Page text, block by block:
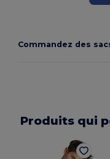
Commandez des
Produits qui